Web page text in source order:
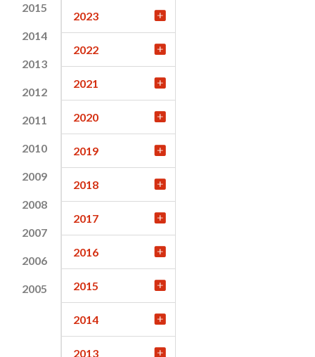
2015
2014
2013
2012
2011
2010
2009
2008
2007
2006
2005
2023
2022
2021
2020
2019
2018
2017
2016
2015
2014
2013